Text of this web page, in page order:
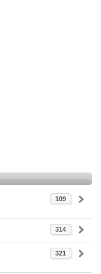
109
314
321